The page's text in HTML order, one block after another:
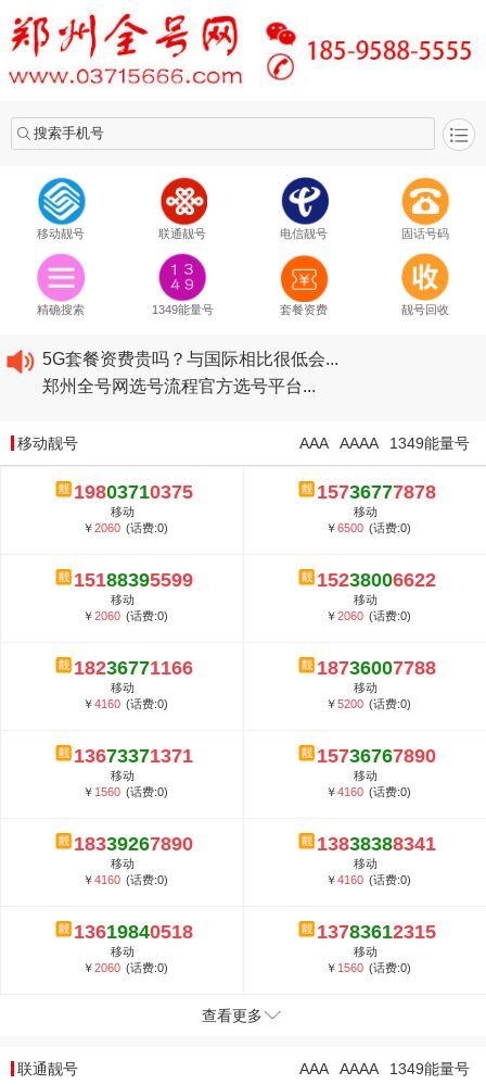
搜索手机号
移动靓号 联通靓号 电信靓号 固话号码
精确搜索 1349能量号 套餐资费 靓号回收
2020​移动最新套餐资费...
2020​联通最新套餐资费...
5G套餐资费贵吗？与国际相比很低会...
郑州全号网选号流程官方选号平台...
2020​联通最新套餐资费...
2020​电信最新套餐资费...
5G套餐资费贵吗？与国际相比很低会...
郑州全号网选号流程官方选号平台...
移动靓号 1349能量号
AAAA
AAA
19803710375
移动
￥2060 (话费:0)
15736777878
移动
￥6500 (话费:0)
15188395599
移动
￥2060 (话费:0)
15238006622
移动
￥2060 (话费:0)
18236771166
移动
￥4160 (话费:0)
18736007788
移动
￥5200 (话费:0)
13673371371
移动
￥ 1560 (话费:0)
15736767890
移动
￥4160 (话费:0)
18339267890
移动
￥4160 (话费:0)
13838388341
移动
￥4160 (话费:0)
13619840518
移动
￥2060 (话费:0)
13783612315
移动
￥ 1560 (话费:0)
查看更多
联通靓号 1349能量号
AAAA
AAA